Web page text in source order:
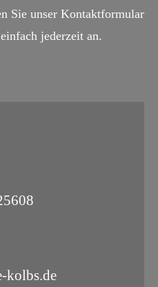
Sie unser Kontaktformular
jederzeit an.
kolbs.de